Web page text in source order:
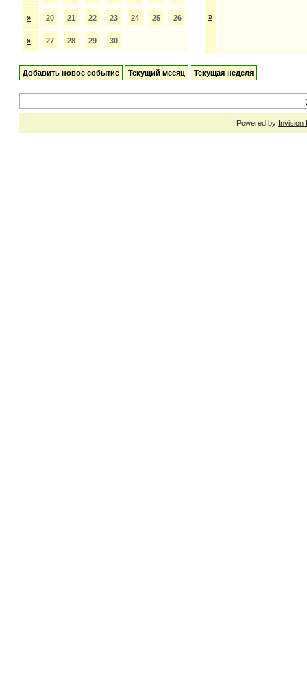
» 20 21 22 23 24 25 26
» 27 28 29 30
»
Добавить новое событие Текущий месяц Текущая неделя
Powered by Invision